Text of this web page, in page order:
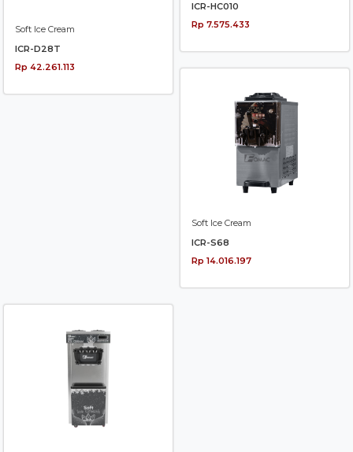
Soft Ice Cream
ICR-D28T
Rp 42.261.113
ICR-HC010
Rp 7.575.433
Soft Ice Cream
ICR-S68
Rp 14.016.197